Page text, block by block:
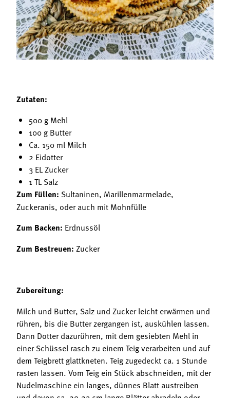
Mitgliedschaft
Landessekretariat
Bäuerliche Buffets
Hofgeschichten
Zutaten:
500 g Mehl
100 g Butter
Ca. 150 ml Milch
2 Eidotter
3 EL Zucker
1 TL Salz
Zum Füllen: Sultaninen, Marillenmarmelade,
Zuckeranis, oder auch mit Mohnfülle
Zum Backen: Erdnussöl
Zum Bestreuen: Zucker
Zubereitung:
Milch und Butter, Salz und Zucker leicht erwärmen und
rühren, bis die Butter zergangen ist, auskühlen lassen.
Dann Dotter dazurühren, mit dem gesiebten Mehl in
einer Schüssel rasch zu einem Teig verarbeiten und auf
dem Teigbrett glattkneten. Teig zugedeckt ca. 1 Stunde
rasten lassen. Vom Teig ein Stück abschneiden, mit der
Nudelmaschine ein langes, dünnes Blatt austreiben